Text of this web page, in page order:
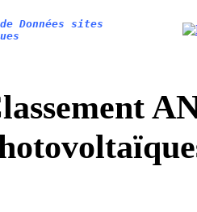
Données sites